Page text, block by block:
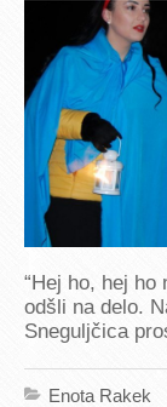
“Hej ho, hej
odšli na delo.
Sneguljčica
Enota Rakek